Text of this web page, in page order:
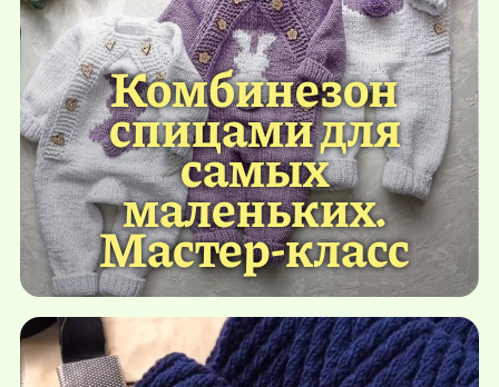
Комбинезон
спицами для
самых
маленьких.
Мастер-класс